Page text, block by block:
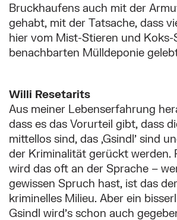
Bruckhaufens auch mit der
gehabt, mit der Tatsache, dass
hier vom Mist-Stieren und
benachbarten Mülldeponie
Willi Resetarits
Aus meiner Lebenserfahrung
dass es das Vorurteil gibt, dass
mittellos sind, das ‚Gsindl’ sind
der Kriminalität gerückt werden.
wird das oft an der Sprache –
gewissen Spruch hast, ist das
kriminelles Milieu. Aber ein bisserl
Gsindl wird’s schon auch